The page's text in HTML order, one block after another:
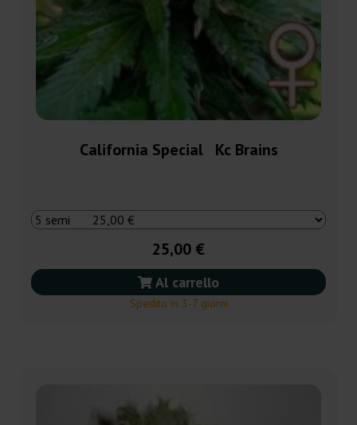
California Special Kc Brains
25,00 €
Al carrello
Spedito in 3-7 giorni